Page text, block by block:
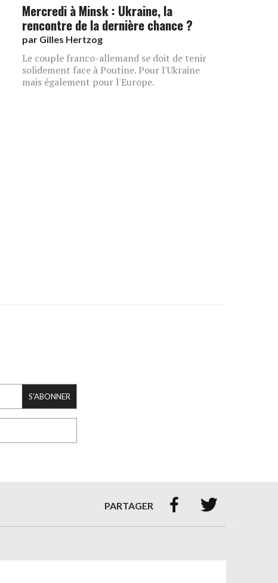
Mercredi à Minsk : Ukraine, la
rencontre de la dernière chance ?
par Gilles Hertzog
Le couple franco-allemand se doit de tenir
solidement face à Poutine. Pour l'Ukraine
mais également pour l'Europe.
S'ABONNER
PARTAGER  